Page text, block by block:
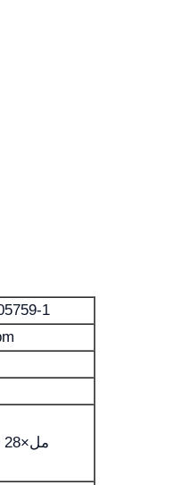
1
500 مل×28